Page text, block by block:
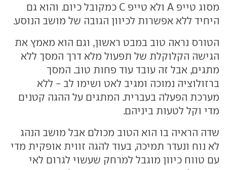
מסוג טייפ A ולא טייפ C כמקובל כיום. והוא גם
היחיד ללא אפשרות לכיוון הגובה של מושב הנוסע.
הטורס נראה טוב במבט ראשון, וגם הוא מאמץ את
הגישה הקלוקלת של תפעול מלא דרך המסך ללא
מתגים, אבל זה עובד עוד פחות טוב. המסך
ברזולוציה נמוכה ומגיב לאט ושימו לב - ללא
מערכת הפעלה בעברית. המתגים על ההגה קטנים
מדי וקל לטעות ביניהם.
שדה הראיה בו הוא הטוב מכולם אבל מושב הנהג
לא נוח ונעדר תמיכה, בעוד להגה זווית אופקית מדי
עם טווח כיוון מוגבל למרחק שעשוי לגרום לאי